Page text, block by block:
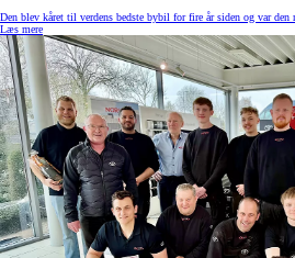
Den blev kåret til verdens bedste bybil for fire år siden og var den
Læs mere